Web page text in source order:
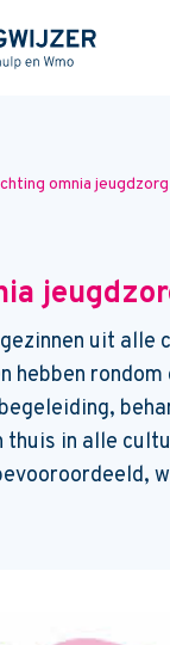
omnia jeugdzorg
uit alle
hebben rondom
thuis in alle